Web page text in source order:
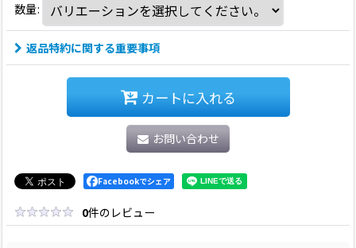
数量:
返品特約に関する重要事項
カートに入れる
お問い合わせ
Facebookでシェア
0件のレビュー